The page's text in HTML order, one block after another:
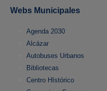
Webs Municipales
Agenda 2030
Alcázar
Autobuses Urbanos
Bibliotecas
Centro HIstórico